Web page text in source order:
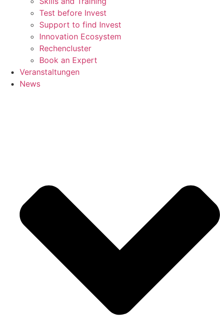
Test before Invest
Support to find Invest
Innovation Ecosystem
Rechencluster​
Book an Expert
Veranstaltungen
News